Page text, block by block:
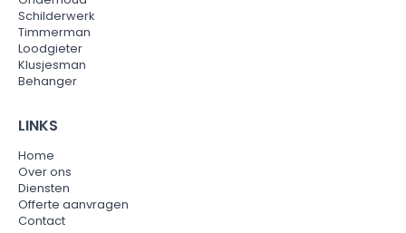
Schilderwerk
Timmerman
Loodgieter
Klusjesman
Behanger
LINKS
Home
Over ons
Diensten
Offerte aanvragen
Contact